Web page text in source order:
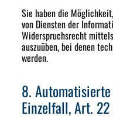
Sie haben die
von Diensten der
Widerspruchsrecht
auszuüben, bei denen
werden.
8.
Einzelfall, Art. 22